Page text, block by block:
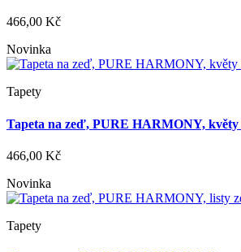
466,00 Kč
Novinka
Tapety
Tapeta na zeď, PURE HARMONY, květy
466,00 Kč
Novinka
Tapety